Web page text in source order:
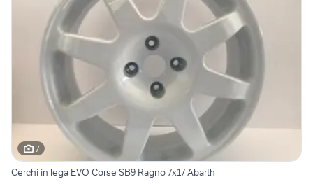
7
Cerchi in lega EVO Corse SB9 Ragno 7x17 Abarth